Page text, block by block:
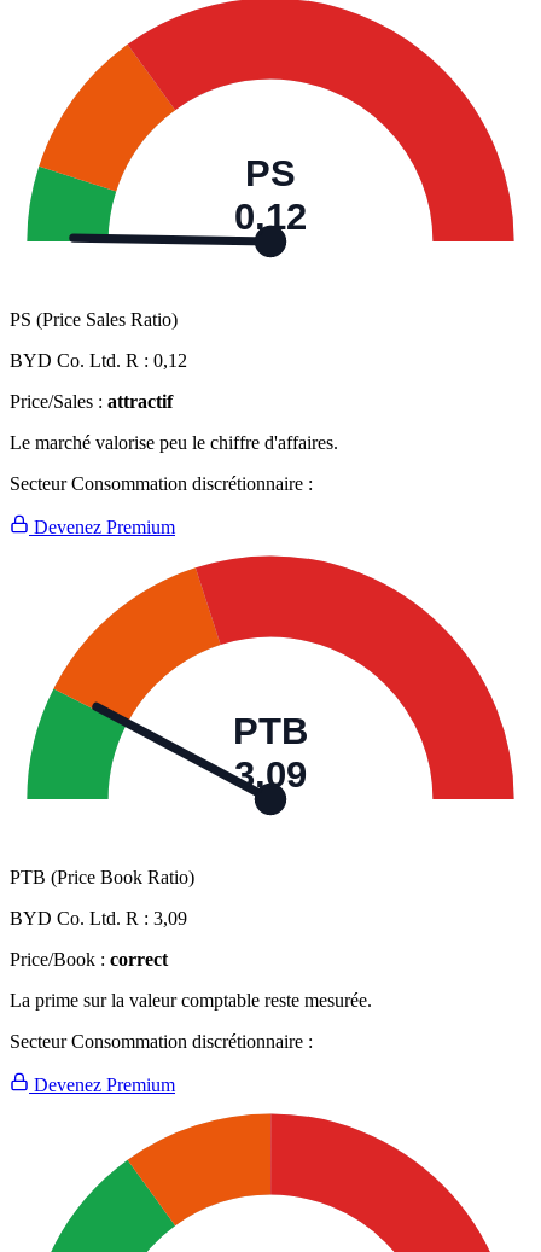
PS
0,12
PS (Price Sales Ratio)
BYD Co. Ltd. R : 0,12
Price/Sales : attractif
Le marché valorise peu le chiffre d'affaires.
Secteur Consommation discrétionnaire :
Devenez Premium
PTB
3,09
PTB (Price Book Ratio)
BYD Co. Ltd. R : 3,09
Price/Book : correct
La prime sur la valeur comptable reste mesurée.
Secteur Consommation discrétionnaire :
Devenez Premium